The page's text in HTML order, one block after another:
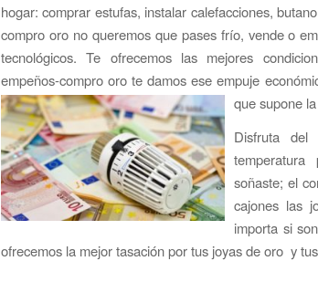
hogar: comprar estufas, instalar calefacciones,
compro oro no queremos que pases frío, vende o
tecnológicos. Te ofrecemos las mejores
empeños-compro oro te damos ese empuje
que supone
Disfruta
soñaste; el
cajones las
importa si
ofrecemos la mejor tasación por tus joyas de oro y